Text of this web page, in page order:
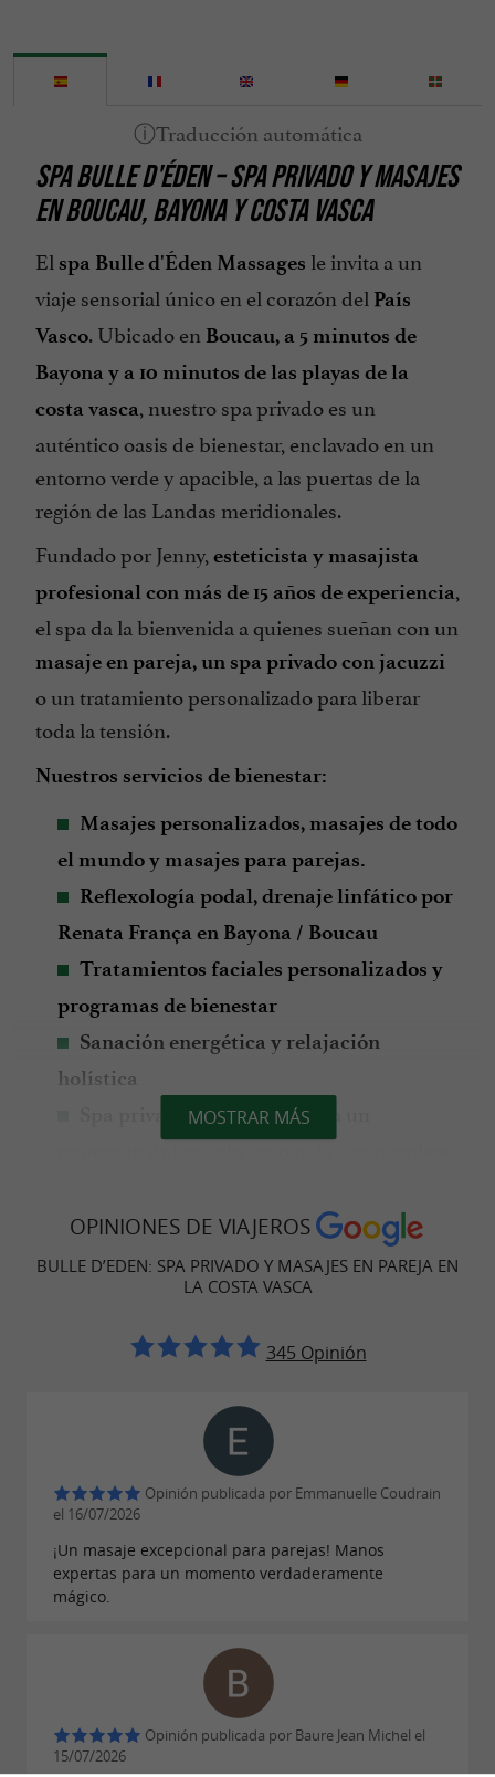
SPA BULLE D'ÉDEN – SPA PRIVADO Y MASAJES
EN BOUCAU, BAYONA Y COSTA VASCA
El spa Bulle d'Éden Massages le invita a un
viaje sensorial único en el corazón del País
Vasco. Ubicado en Boucau, a 5 minutos de
Bayona y a 10 minutos de las playas de la
costa vasca, nuestro spa privado es un
auténtico oasis de bienestar, enclavado en un
entorno verde y apacible, a las puertas de la
región de las Landas meridionales.
Fundado por Jenny, esteticista y masajista
profesional con más de 15 años de experiencia,
el spa da la bienvenida a quienes sueñan con un
masaje en pareja, un spa privado con jacuzzi
o un tratamiento personalizado para liberar
toda la tensión.
Nuestros servicios de bienestar:
Masajes personalizados, masajes de todo
el mundo y masajes para parejas.
Reflexología podal, drenaje linfático por
Renata França en Bayona / Boucau
Tratamientos faciales personalizados y
programas de bienestar
Sanación energética y relajación
holística
Spa privado con jacuzzipara un
momento único, solo, en pareja o con amigos.
para realzar su experiencia.
Cheques regalo de bienestar: regala felicidad
con nuestros cheques regalo, válidos durante
un año y canjeables por todos nuestros
masajes para parejas, tratamientos
de spa privados y tratamientos faciales y
. Ideales para cumpleaños,
celebraciones, despedidas de soltera o
sorpresas románticas.
A un paso deBayona, Anglet, Biarritz, Ondres
y Tarnos , el
es el
Vasco. Y para prolongar la experiencia, alójese
bed and breakfast L'Éden
Enchanté, ubicado en el mismo complejo.
MOSTRAR MÁS
OPINIONES DE VIAJEROS
BULLE D’EDEN: SPA PRIVADO Y MASAJES EN PAREJA EN
LA COSTA VASCA
345 Opinión
Opinión publicada por Emmanuelle Coudrain
el 16/07/2026
¡Un masaje excepcional para parejas! Manos
expertas para un momento verdaderamente
mágico.
Opinión publicada por Baure Jean Michel el
15/07/2026